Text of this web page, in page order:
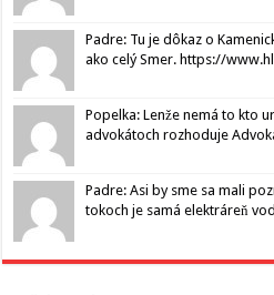
Padre: Tu je dôkaz o
ako celý Smer. https://
Popelka: Lenže nemá to kto
advokátoch rozhoduje
Padre: Asi by sme sa mali
tokoch je samá elektráreň